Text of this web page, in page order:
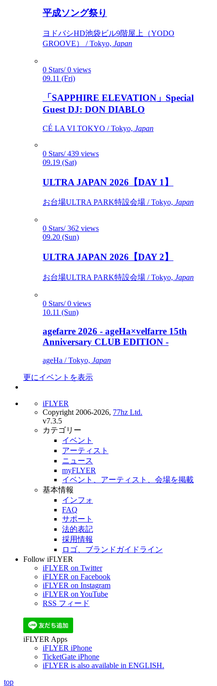
平成ソング祭り
ヨドバシHD池袋ビル9階屋上（YODO
GROOVE） / Tokyo, Japan
0 Stars/ 0 views
09.11 (Fri)
「SAPPHIRE ELEVATION」Special
Guest DJ: DON DIABLO
CÉ LA VI TOKYO / Tokyo, Japan
0 Stars/ 439 views
09.19 (Sat)
ULTRA JAPAN 2026【DAY 1】
お台場ULTRA PARK特設会場 / Tokyo, Japan
0 Stars/ 362 views
09.20 (Sun)
ULTRA JAPAN 2026【DAY 2】
お台場ULTRA PARK特設会場 / Tokyo, Japan
0 Stars/ 0 views
10.11 (Sun)
agefarre 2026 - ageHa×velfarre 15th
Anniversary CLUB EDITION -
ageHa / Tokyo, Japan
更にイベントを表示
iFLYER
Copyright 2006-2026, 77hz Ltd.
v7.3.5
カテゴリー
イベント
アーティスト
ニュース
myFLYER
イベント、アーティスト、会場を掲載
基本情報
インフォ
FAQ
サポート
法的表記
採用情報
ロゴ、ブランドガイドライン
Follow iFLYER
iFLYER on Twitter
iFLYER on Facebook
iFLYER on Instagram
iFLYER on YouTube
RSS フィード
iFLYER Apps
iFLYER iPhone
TicketGate iPhone
iFLYER is also available in ENGLISH.
top